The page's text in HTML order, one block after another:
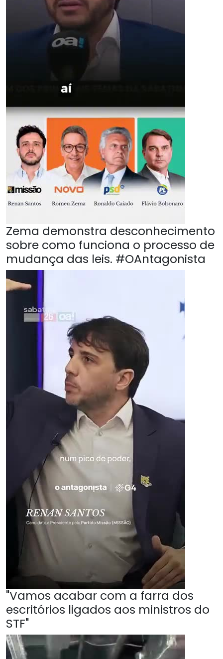
Zema demonstra desconhecimento
sobre como funciona o processo de
mudança das leis. #OAntagonista
"Vamos acabar com a farra dos
escritórios ligados aos ministros do
STF"